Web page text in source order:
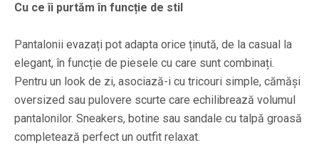
Cu ce îi purtăm în funcție de stil
Pantalonii evazați pot adapta orice ținută, de la casual la
elegant, în funcție de piesele cu care sunt combinați.
Pentru un look de zi, asociază-i cu tricouri simple, cămăși
oversized sau pulovere scurte care echilibrează volumul
pantalonilor. Sneakers, botine sau sandale cu talpă groasă
completează perfect un outfit relaxat.